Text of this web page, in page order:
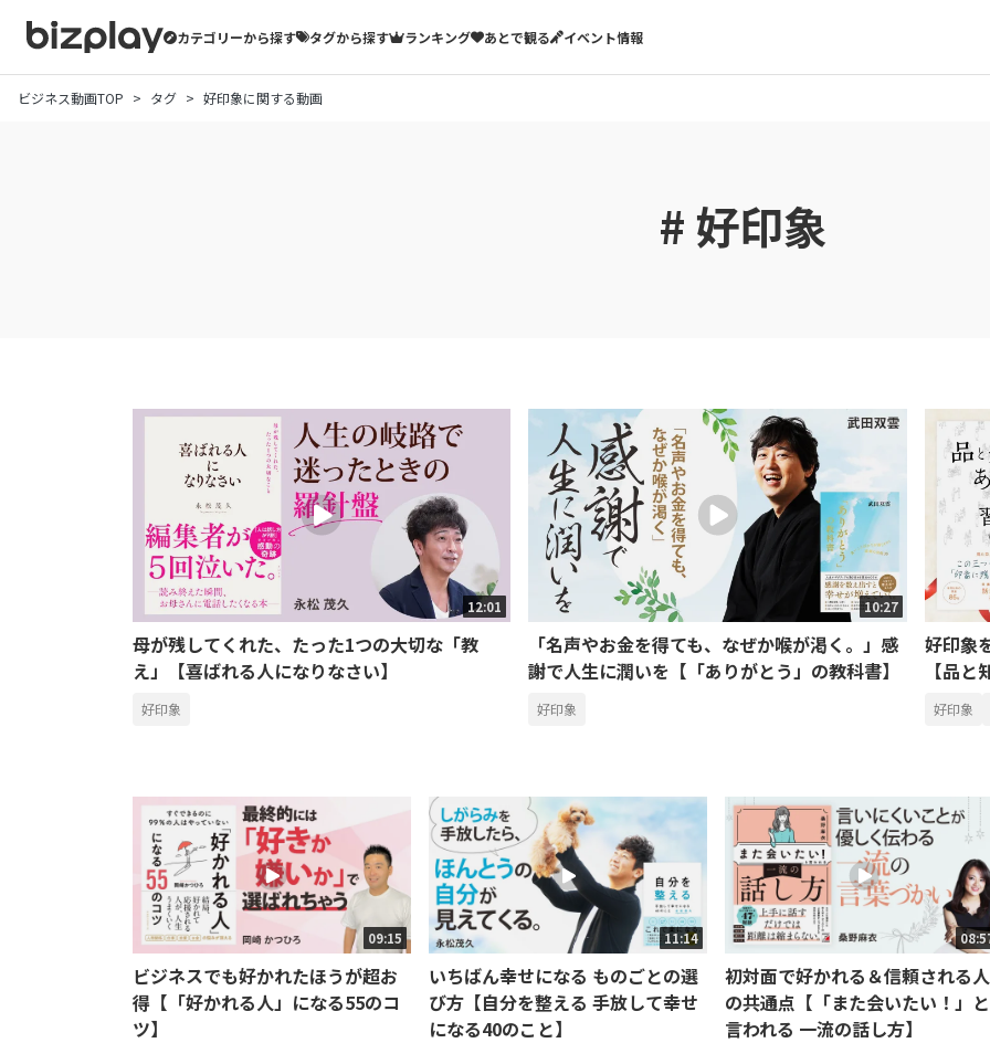
カテゴリーから探す タグから探す ランキング あとで観る イベント情報
ビジネス動画TOP タグ 好印象に関する動画
# 好印象
12:01
母が残してくれた、たった1つの大切な「教
え」【喜ばれる人になりなさい】
好印象
10:27
「名声やお金を得ても、なぜか喉が渇く。」感
謝で人生に潤いを【「ありがとう」の教科書】
好印象
好印象
【品
好印象
09:15
ビジネスでも好かれたほうが超お
得【「好かれる人」になる55のコ
ツ】
11:14
いちばん幸せになる ものごとの選
び方【自分を整える 手放して幸せ
になる40のこと】
初対面で好かれる＆信頼される人
の共通点【「また会いたい！」と
言われる 一流の話し方】